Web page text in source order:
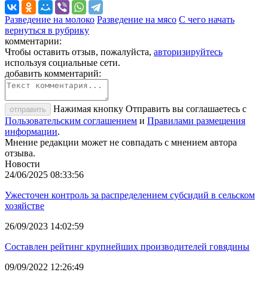
Разведение на молоко Разведение на мясо С чего начать
вернуться в рубрику
комментарии:
Чтобы оставить отзыв, пожалуйста, авторизируйтесь
используя социальные сети.
добавить комментарий:
отправить
Нажимая кнопку Отправить вы соглашаетесь с
Пользовательским соглашением и Правилами размещения
информации.
Мнение редакции может не совпадать с мнением автора
отзыва.
Новости
24/06/2025 08:33:56
Ужесточен контроль за распределением субсидий в сельском
хозяйстве
26/09/2023 14:02:59
Составлен рейтинг крупнейших производителей говядины
09/09/2022 12:26:49